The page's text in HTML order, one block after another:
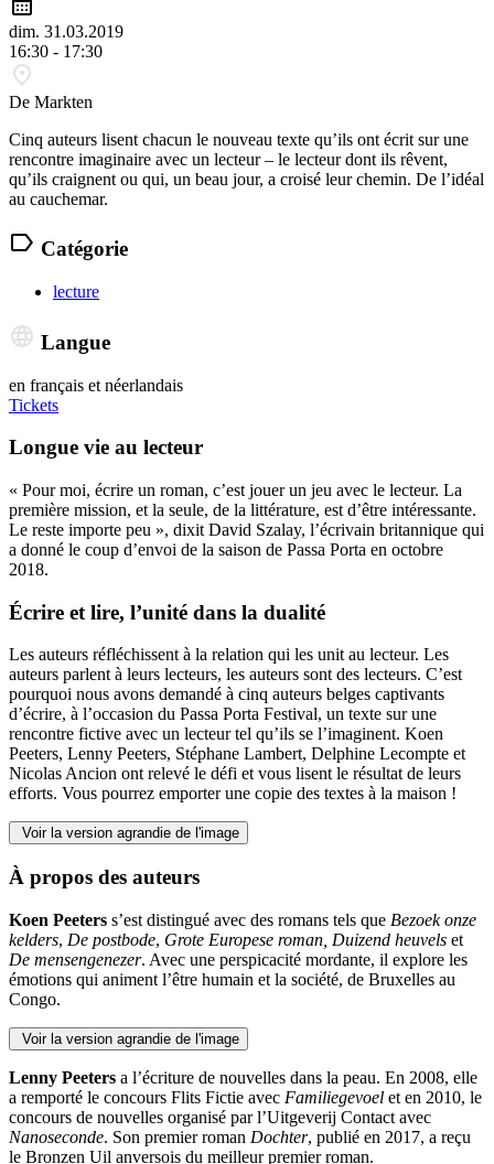
dim. 31.03.2019
16:30 - 17:30
De Markten
Cinq auteurs lisent chacun le nouveau texte qu’ils ont écrit sur une
rencontre imaginaire avec un lecteur – le lecteur dont ils rêvent,
qu’ils craignent ou qui, un beau jour, a croisé leur chemin. De l’idéal
au cauchemar.
Catégorie
lecture
Langue
en français et néerlandais
Tickets
Longue vie au lecteur
« Pour moi, écrire un roman, c’est jouer un jeu avec le lecteur. La
première mission, et la seule, de la littérature, est d’être intéressante.
Le reste importe peu », dixit David Szalay, l’écrivain britannique qui
a donné le coup d’envoi de la saison de Passa Porta en octobre
2018.
Écrire et lire, l’unité dans la dualité
Les auteurs réfléchissent à la relation qui les unit au lecteur. Les
auteurs parlent à leurs lecteurs, les auteurs sont des lecteurs. C’est
pourquoi nous avons demandé à cinq auteurs belges captivants
d’écrire, à l’occasion du Passa Porta Festival, un texte sur une
rencontre fictive avec un lecteur tel qu’ils se l’imaginent. Koen
Peeters, Lenny Peeters, Stéphane Lambert, Delphine Lecompte et
Nicolas Ancion ont relevé le défi et vous lisent le résultat de leurs
efforts. Vous pourrez emporter une copie des textes à la maison !
Voir la version agrandie de l'image
À propos des auteurs
Koen Peeters s’est distingué avec des romans tels que Bezoek onze
kelders, De postbode, Grote Europese roman, Duizend heuvels et
De mensengenezer. Avec une perspicacité mordante, il explore les
émotions qui animent l’être humain et la société, de Bruxelles au
Congo.
Voir la version agrandie de l'image
Lenny Peeters a l’écriture de nouvelles dans la peau. En 2008, elle
a remporté le concours Flits Fictie avec Familiegevoel et en 2010, le
concours de nouvelles organisé par l’Uitgeverij Contact avec
Nanoseconde. Son premier roman Dochter, publié en 2017, a reçu
le Bronzen Uil anversois du meilleur premier roman.